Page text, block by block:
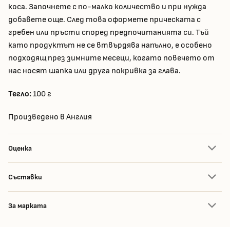
коса. Започнете с по-малко количество и при нужда
добавете още. След това оформете прическата с
гребен или пръсти според предпочитанията си. Тъй
като продуктът не се втвърдява напълно, е особено
подходящ през зимните месеци, когато повечето от
нас носят шапка или друга покривка за глава.
Тегло:100 г
Произведено в Англия
Оценка
Съставки
За марката